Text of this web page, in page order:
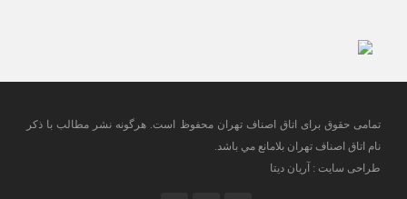
تمامی حقوق برای اتاق اصناف تهران محفوظ است. هرگونه نشر مطالب با ذكر
نام اتاق اصناف تهران بلامانع مي باشد.
طراحی سایت : آریان دیتا